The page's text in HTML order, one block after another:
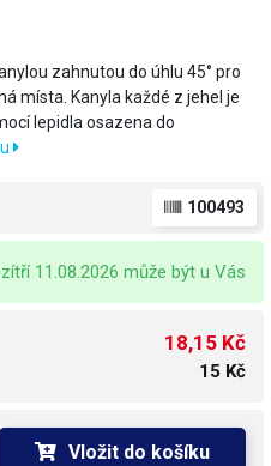
zahnutou do úhlu 45° pro
místa. Kanyla každé z jehel je
lepidla osazena do
100493
11.08.2026 může být u Vás
18,15 Kč
15 Kč
Vložit do košíku